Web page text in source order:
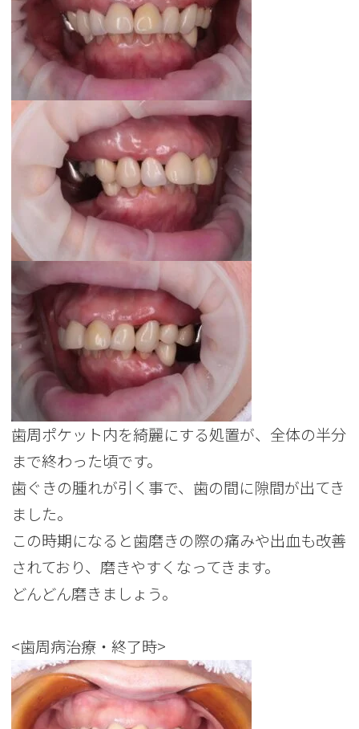
歯周ポケット内を綺麗にする処置が、全体の半分
まで終わった頃です。
歯ぐきの腫れが引く事で、歯の間に隙間が出てき
ました。
この時期になると歯磨きの際の痛みや出血も改善
されており、磨きやすくなってきます。
どんどん磨きましょう。
<歯周病治療・終了時>